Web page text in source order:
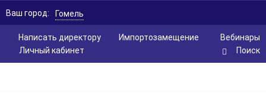
Написать директору Вебинары
Импортозамещение
Личный кабинет
Ваш город: Гомель
Поиск